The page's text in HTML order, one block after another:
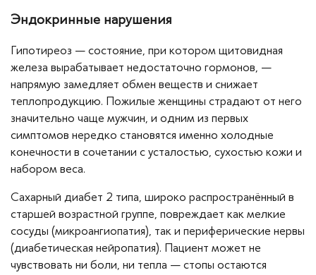
Эндокринные нарушения
Гипотиреоз — состояние, при котором щитовидная
железа вырабатывает недостаточно гормонов, —
напрямую замедляет обмен веществ и снижает
теплопродукцию. Пожилые женщины страдают от него
значительно чаще мужчин, и одним из первых
симптомов нередко становятся именно холодные
конечности в сочетании с усталостью, сухостью кожи и
набором веса.
Сахарный диабет 2 типа, широко распространённый в
старшей возрастной группе, повреждает как мелкие
сосуды (микроангиопатия), так и периферические нервы
(диабетическая нейропатия). Пациент может не
чувствовать ни боли, ни тепла — стопы остаются